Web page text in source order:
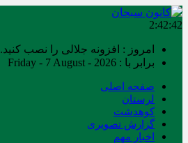
2:42:43
امروز : افزونه جلالی را نصب کنید.
برابر با : Friday - 7 August - 2026
صفحه اصلی
لرستان
کوهدشت
گزارش تصویری
اخبار مهم